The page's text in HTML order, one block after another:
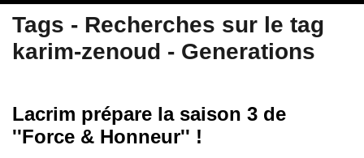
Tags - Recherches sur le tag
karim-zenoud - Generations
Lacrim prépare la saison 3 de
''Force & Honneur'' !